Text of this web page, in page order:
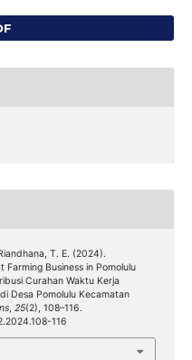
T. E. (2024).
Business in Pomolulu
Curahan Waktu Kerja
Desa Pomolulu Kecamatan
, 25(2), 108–116.
116